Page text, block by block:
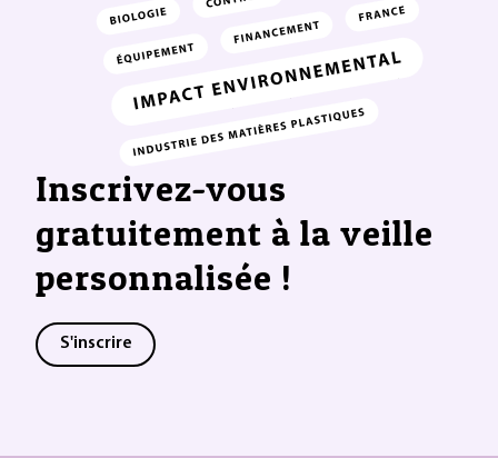
Inscrivez-vous
gratuitement à la veille
personnalisée !
S'inscrire